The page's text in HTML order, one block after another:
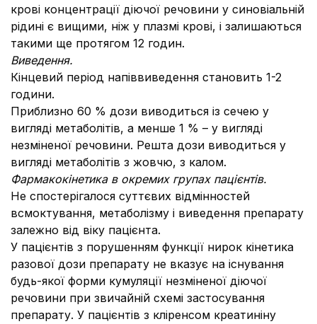
крові концентрації діючої речовини у синовіальній
рідині є вищими, ніж у плазмі крові, і залишаються
такими ще протягом 12 годин.
Виведення.
Кінцевий період напіввиведення становить 1-2
години.
Приблизно 60 % дози виводиться із сечею у
вигляді метаболітів, а менше 1 % – у вигляді
незміненої речовини. Решта дози виводиться у
вигляді метаболітів з жовчю, з калом.
Фармакокінетика в окремих групах пацієнтів.
Не спостерігалося суттєвих відмінностей
всмоктування, метаболізму і виведення препарату
залежно від віку пацієнта.
У пацієнтів з порушенням функції нирок кінетика
разової дози препарату не вказує на існування
будь-якої форми кумуляції незміненої діючої
речовини при звичайній схемі застосування
препарату. У пацієнтів з кліренсом креатиніну